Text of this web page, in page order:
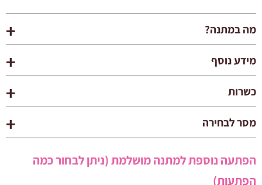
מה במתנה?
מידע נוסף
כשרות
מסר לבחירה
הפתעה נוספת למתנה מושלמת (ניתן לבחור כמה
הפתעות)